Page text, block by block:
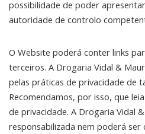
possibilidade de poder
autoridade de controlo
O Website poderá conter links
terceiros. A Drogaria Vidal &
pelas práticas de privacidade de
Recomendamos, por isso, que
de privacidade. A Drogaria Vidal
responsabilizada nem poderá ser